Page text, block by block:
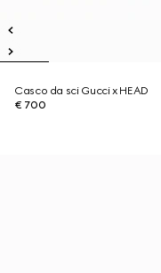
Casco da sci Gucci x HEAD
€ 700